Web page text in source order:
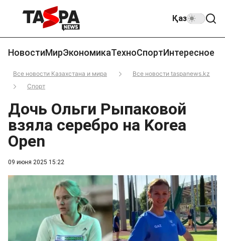
Қаз
НовостиМирЭкономикаТехноСпортИнтересное
Все новости Казахстана и мира
Все новости taspanews.kz
Спорт
09 июня 2025 15:22
Дочь Ольги Рыпаковой
взяла серебро на Korea
Open